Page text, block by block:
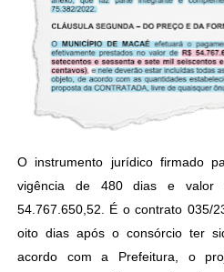
O instrumento jurídico firmado
vigência de 480 dias e valor
54.767.650,52. É o contrato 035/
oito dias após o consórcio ter
acordo com a Prefeitura, o